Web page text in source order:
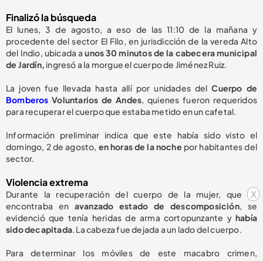
x
Finalizó la búsqueda
El lunes, 3 de agosto, a eso de las 11:10 de la mañana y
procedente del sector El Filo, en jurisdicción de la vereda Alto
del Indio, ubicada aunos 30 minutos de la cabecera municipal
de Jardín, ingresó a la morgue el cuerpo de Jiménez Ruiz.
La joven fue llevada hasta allí por unidades delCuerpo de
Bomberos Voluntarios de Andes, quienes fueron requeridos
para recuperar el cuerpo que estaba metido en un cafetal.
Información preliminar indica que este había sido visto el
domingo, 2 de agosto, en horas de la noche por habitantes del
sector.
Violencia extrema
Durante la recuperación del cuerpo de la mujer, que se
encontraba en avanzado estado de descomposición, se
evidenció que tenía heridas de arma cortopunzante y había
sido decapitada. La cabeza fue dejada a un lado del cuerpo.
Para determinar los móviles de este macabro crimen,